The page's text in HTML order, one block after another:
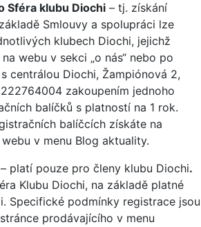
Sféra klubu Diochi – tj. získání
Smlouvy a spolupráci lze
klubech Diochi, jejichž
webu v sekci „o nás“ nebo po
centrálou Diochi, Žampiónová 2,
zakoupením jednoho
balíčků s platností na 1 rok.
balíčcích získáte na
v menu Blog aktuality.
– platí pouze pro členy klubu Diochi.
Klubu Diochi, na základě platné
Specifické podmínky registrace jsou
prodávajícího v menu